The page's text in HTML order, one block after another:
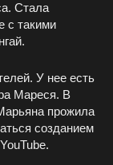
Стала
с такими
У нее есть
Мареся. В
прожила
созданием